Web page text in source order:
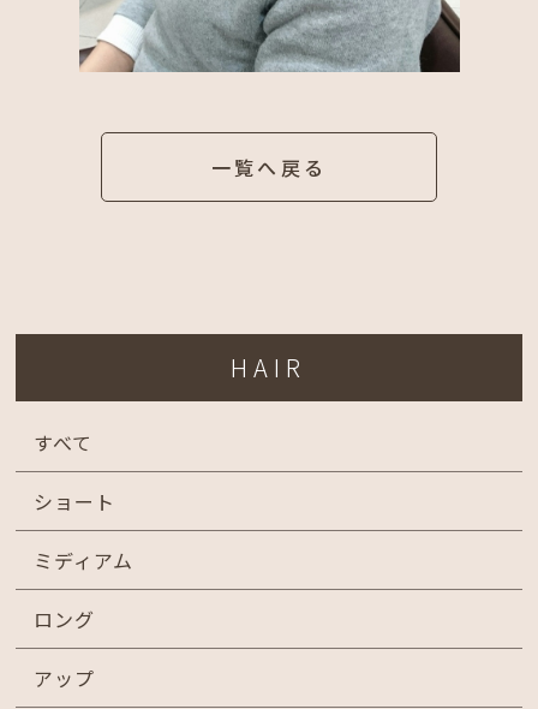
一覧へ戻る
HAIR
すべて
ショート
ミディアム
ロング
アップ